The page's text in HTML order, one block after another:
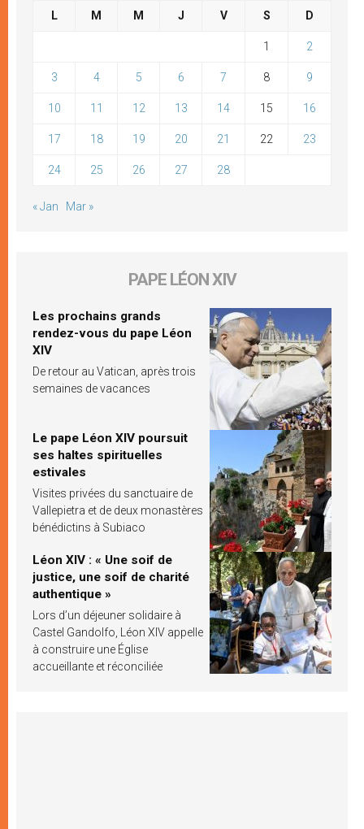
L M M J V S D
1 2
3 4 5 6 7 8 9
10 11 12 13 14 15 16
17 18 19 20 21 22 23
24 25 26 27 28
« Jan Mar »
PAPE LÉON XIV
Les prochains grands
rendez-vous du pape Léon
XIV
De retour au Vatican, après trois
semaines de vacances
Le pape Léon XIV poursuit
ses haltes spirituelles
estivales
Visites privées du sanctuaire de
Vallepietra et de deux monastères
bénédictins à Subiaco
Léon XIV : « Une soif de
justice, une soif de charité
authentique »
Lors d’un déjeuner solidaire à
Castel Gandolfo, Léon XIV appelle
à construire une Église
accueillante et réconciliée